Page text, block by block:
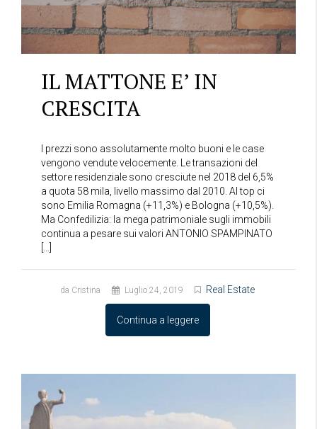
IL MATTONE E’ IN
CRESCITA
I prezzi sono assolutamente molto buoni e le case
vengono vendute velocemente. Le transazioni del
settore residenziale sono cresciute nel 2018 del 6,5%
a quota 58 mila, livello massimo dal 2010. Al top ci
sono Emilia Romagna (+11,3%) e Bologna (+10,5%).
Ma Confedilizia: la mega patrimoniale sugli immobili
continua a pesare sui valori ANTONIO SPAMPINATO
[…]
da Cristina Luglio 24, 2019 Real Estate
Continua a leggere